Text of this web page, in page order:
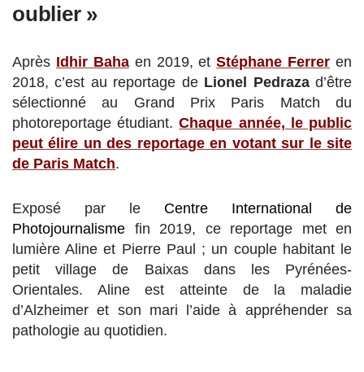
oublier »
Après Idhir Bahaen 2019, etStéphane Ferrer en
2018, c’est au reportage de Lionel Pedrazad’être
sélectionné au Grand Prix Paris Match du
photoreportage étudiant.Chaque année, le public
peut élire un des reportage en votant sur le site
de Paris Match.
Exposé par le Centre International de
Photojournalisme fin 2019, ce reportage met en
lumière Aline et Pierre Paul ; un couple habitant le
petit village de Baixas dans les Pyrénées-
Orientales. Aline est atteinte de la maladie
d’Alzheimer et son mari l’aide à appréhender sa
pathologie au quotidien.